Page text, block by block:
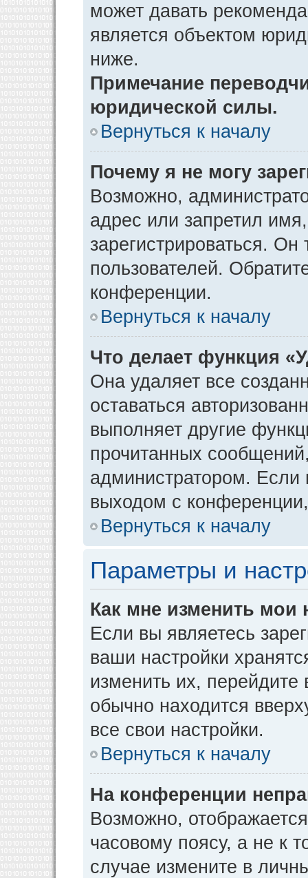
может давать
является объектом
ниже.
Примечание
юридической силы.
Вернуться к началу
Почему я не могу
Возможно,
адрес или запретил
зарегистрироваться.
пользователей.
конференции.
Вернуться к началу
Что делает функция
Она удаляет все
оставаться
выполняет другие
прочитанных
администратором. Если
выходом с
Вернуться к началу
Параметры и
Как мне изменить мои
Если вы являетесь
ваши настройки
изменить их, перейдите
обычно находится
все свои настройки.
Вернуться к началу
На конференции
Возможно,
часовому поясу, а не к
случае измените в